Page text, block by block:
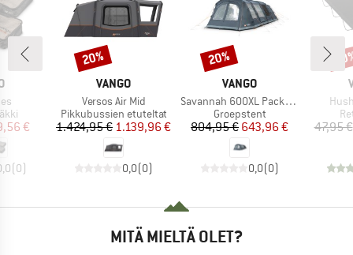
hinta
€
(0)
MERKKI
VANGO
Tuote
Versos Air Mid
Tuoteryhmä
Pikkubussien etuteltat
Hinta
1.424,95 €Alennettu hinta
1.139,96 €
0,0(0)
Alennus
20%
MERKKI
VANGO
Tuote
Savannah 600XL Package
Tuoteryhmä
Groepstent
Hinta
804,95 €Alennettu hinta
643,96 €
0,0(0)
Alennus
20%
Tuote
47,95 €
MITÄ MIELTÄ OLET?